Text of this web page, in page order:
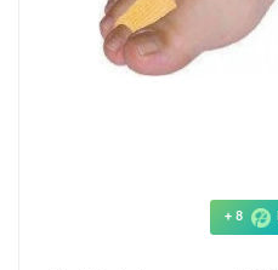
+ 8